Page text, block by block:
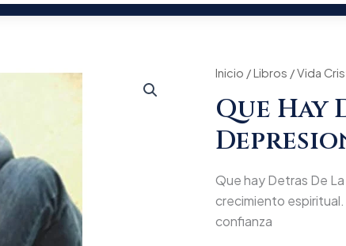
Inicio /Libros /Vida
Que Hay
Que hay Detras De
crecimiento
confianza
was:
Que
Detras
De
La
Depresion